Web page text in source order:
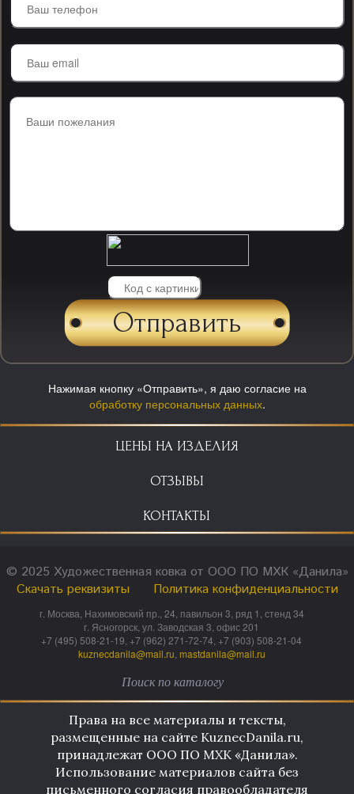
Нажимая кнопку «Отправить», я даю согласие на
обработку персональных данных.
ЦЕНЫ НА ИЗДЕЛИЯ
ОТЗЫВЫ
КОНТАКТЫ
© 2025 Художественная ковка от ООО ПО МХК «Данила»
Скачать реквизиты
Политика конфиденциальности
г. Москва, Нахимовский пр., 24, павильон 3, ряд 1, стенд 34
г. Ясногорск, ул. Заводская 3, офис 201
+7 (495) 508-21-19, +7 (962) 271-72-74, +7 (903) 508-21-04
kuznecdanila@mail.ru mastdanila@mail.ru
Права на все материалы и тексты,
размещенные на сайте KuznecDanila.ru,
принадлежат ООО ПО МХК «Данила».
Использование материалов сайта без
письменного согласия правообладателя